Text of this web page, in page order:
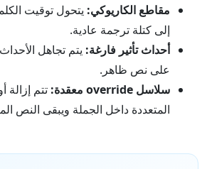
مقاطع الكاريوكي: يتحول توقيت
إلى كتلة ترجمة عادية.
أحداث تأثير فارغة: يتم تجاهل
على نص ظاهر.
سلاسل override معقدة:
تتم إزالة
المتعددة داخل الجملة ويبقى النص